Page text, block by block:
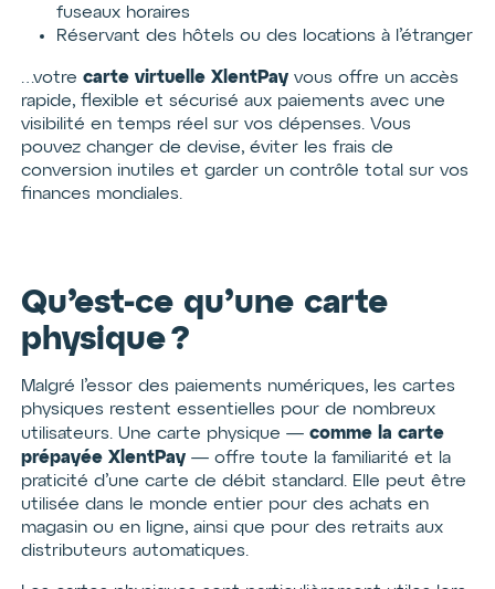
fuseaux horaires
Réservant des hôtels ou des locations à l’étranger
…votrecarte virtuelle XlentPay vous offre un accès
rapide, flexible et sécurisé aux paiements avec une
visibilité en temps réel sur vos dépenses. Vous
pouvez changer de devise, éviter les frais de
conversion inutiles et garder un contrôle total sur vos
finances mondiales.
Qu’est-ce qu’une carte
physique ?
Malgré l’essor des paiements numériques, les cartes
physiques restent essentielles pour de nombreux
utilisateurs. Une carte physique —comme la carte
prépayée XlentPay — offre toute la familiarité et la
praticité d’une carte de débit standard. Elle peut être
utilisée dans le monde entier pour des achats en
magasin ou en ligne, ainsi que pour des retraits aux
distributeurs automatiques.